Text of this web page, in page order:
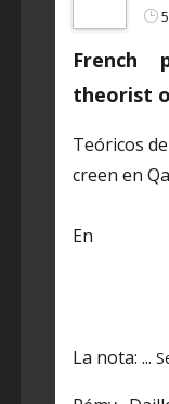
French
theorist
Teóricos
creen en
En
La nota: ...